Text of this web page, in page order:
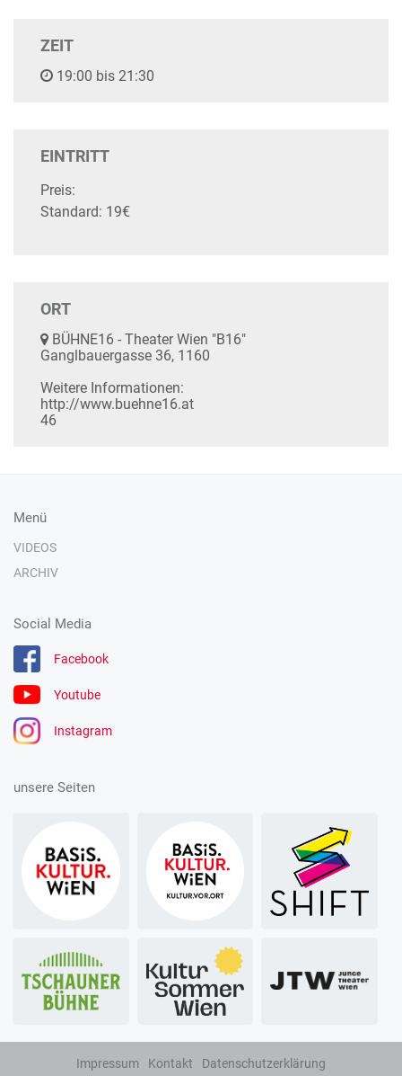
ZEIT
19:00 bis 21:30
EINTRITT
Preis:
Standard: 19€
ORT
BÜHNE16 - Theater Wien "B16"
Ganglbauergasse 36, 1160
Weitere Informationen:
http://www.buehne16.at
46
Menü
VIDEOS
ARCHIV
Social Media
Facebook
Youtube
Instagram
unsere Seiten
Impressum Kontakt Datenschutzerklärung